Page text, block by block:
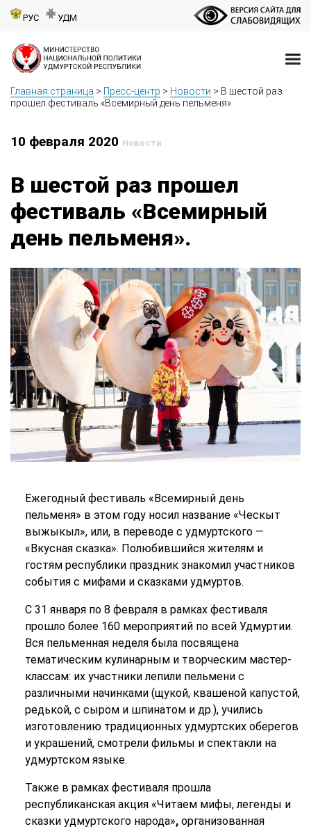
РУС УДМ
Главная страница > Пресс-центр > Новости > В шестой раз
прошел фестиваль «Всемирный день пельменя».
10 февраля 2020 Новости
В шестой раз прошел
фестиваль «Всемирный
день пельменя».
Ежегодный фестиваль «Всемирный день
пельменя» в этом году носил название «Ческыт
выжыкыл», или, в переводе с удмуртского —
«Вкусная сказка». Полюбившийся жителям и
гостям республики праздник знакомил участников
события с мифами и сказками удмуртов.
С 31 января по 8 февраля в рамках фестиваля
прошло более 160 мероприятий по всей Удмуртии.
Вся пельменная неделя была посвящена
тематическим кулинарным и творческим мастер-
классам: их участники лепили пельмени с
различными начинками (щукой, квашеной капустой,
редькой, с сыром и шпинатом и др.), учились
изготовлению традиционных удмуртских оберегов
и украшений, смотрели фильмы и спектакли на
удмуртском языке.
Также в рамках фестиваля прошла
республиканская акция «Читаем мифы, легенды и
сказки удмуртского народа», организованная